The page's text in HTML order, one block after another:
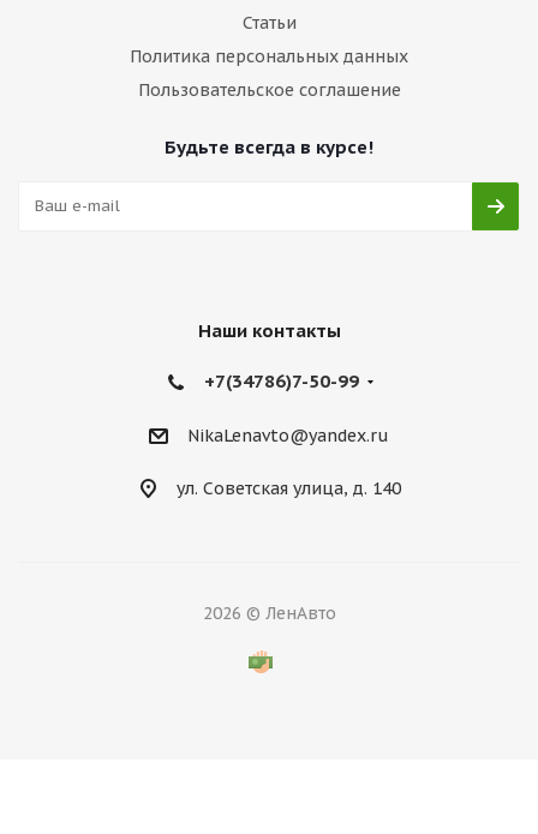
Статьи
Политика персональных данных
Пользовательское соглашение
Будьте всегда в курсе!
Наши контакты
+7(34786)7-50-99
NikaLenavto@yandex.ru
ул. Советская улица, д. 140
2026 © ЛенАвто